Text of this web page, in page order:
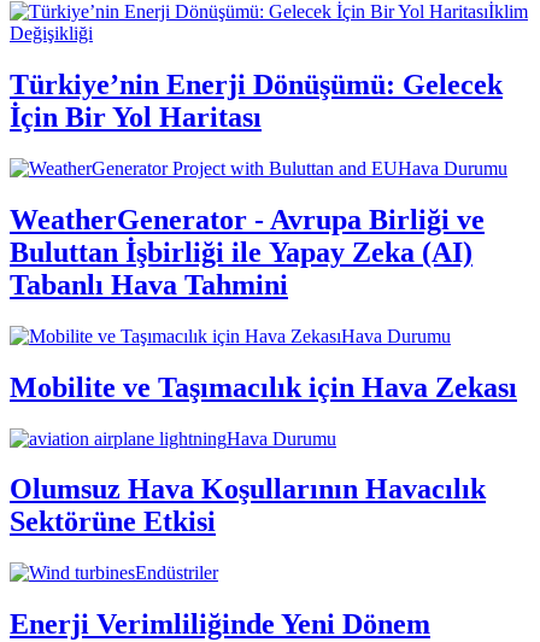
İklim
Değişikliği
Türkiye’nin Enerji Dönüşümü: Gelecek
İçin Bir Yol Haritası
Hava Durumu
WeatherGenerator - Avrupa Birliği ve
Buluttan İşbirliği ile Yapay Zeka (AI)
Tabanlı Hava Tahmini
Hava Durumu
Mobilite ve Taşımacılık için Hava Zekası
Hava Durumu
Olumsuz Hava Koşullarının Havacılık
Sektörüne Etkisi
Endüstriler
Enerji Verimliliğinde Yeni Dönem